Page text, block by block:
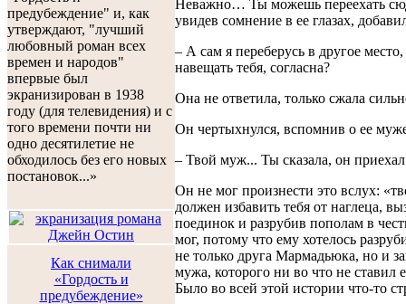
предубеждение" и, как
утверждают, "лучший
любовный роман всех
времен и народов"
впервые был
экранизирован в 1938
году (для телевидения) и с
того времени почти ни
одно десятилетие не
обходилось без его новых
постановок...»
Как снимали
«Гордость и
предубеждение»
Неважно… Ты можешь переехать
увидев сомнение в ее глазах,
– А сам я переберусь в другое
навещать тебя, согласна?
Она не ответила, только сжала
Он чертыхнулся, вспомнив о ее
– Твой муж... Ты сказала, он
Он не мог произнести это вслух:
должен избавить тебя от наглеца,
поединок и разрубив пополам в
мог, потому что ему хотелось
не только друга Мармадьюка, но и
мужа, которого ни во что не ставил
Было во всей этой истории что-то